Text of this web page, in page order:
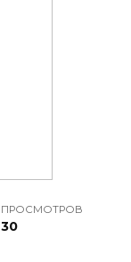
ПРОСМОТРОВ
30